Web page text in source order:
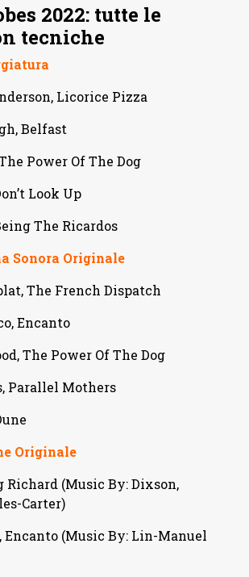
2022: tutte le
tecniche
Licorice Pizza
Belfast
Power Of The Dog
Look Up
The Ricardos
Sonora Originale
The French Dispatch
Encanto
The Power Of The Dog
Parallel Mothers
Originale
Richard (Music By: Dixson,
Carter)
Encanto (Music By: Lin-Manuel